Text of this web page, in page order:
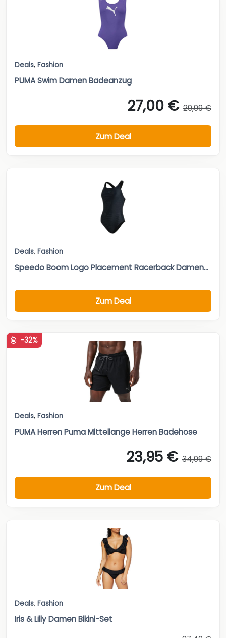
Deals, Fashion
PUMA Swim Damen Badeanzug
27,00 € 29,99 €
Zum Deal
Deals, Fashion
Speedo Boom Logo Placement Racerback Damen...
Zum Deal
-32%
Deals, Fashion
PUMA Herren Puma Mittellange Herren Badehose
23,95 € 34,99 €
Zum Deal
Deals, Fashion
Iris & Lilly Damen Bikini-Set